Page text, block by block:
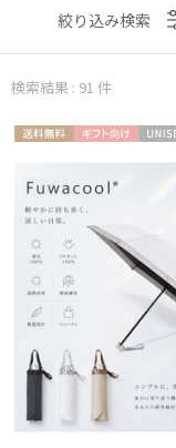
表示
おすすめ
価格の高い
順
価格の低い
順
人気順
売上点数順
お気に入り
絞り込み検索
検索結果 : 91 件
料